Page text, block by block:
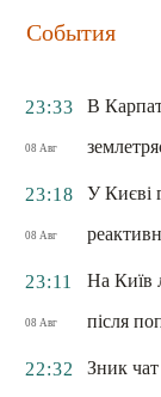
События
23:33
08 Авг
В
23:18
08 Авг
У Києві
23:11
08 Авг
На Київ
після
22:32
Зник